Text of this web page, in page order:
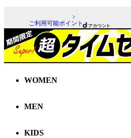
ご利用可能ポイント
WOMEN
MEN
KIDS